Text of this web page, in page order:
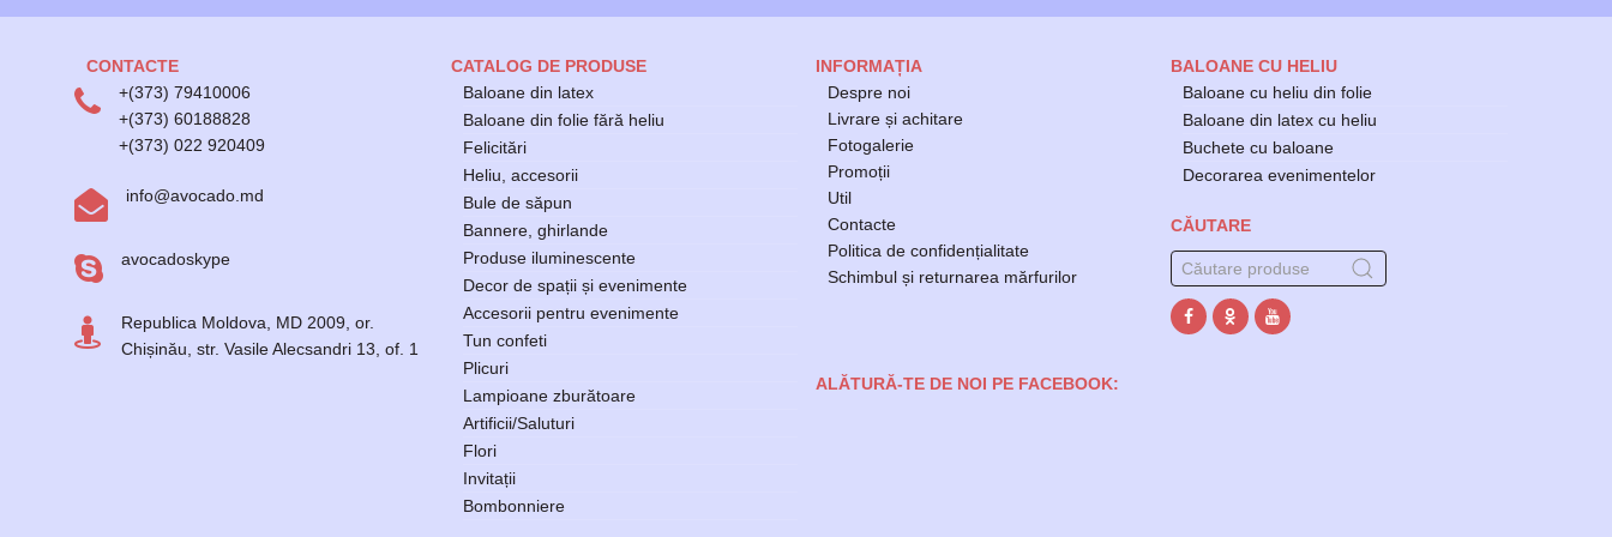
CONTACTE
+(373) 79410006
+(373) 60188828
+(373) 022 920409
info@avocado.md
avocadoskype
Republica Moldova, MD 2009, or.
Chișinău, str. Vasile Alecsandri 13, of. 1
CATALOG DE PRODUSE
Baloane din latex
Baloane din folie fără heliu
Felicitări
Heliu, accesorii
Bule de săpun
Bannere, ghirlande
Produse iluminescente
Decor de spații și evenimente
Accesorii pentru evenimente
Tun confeti
Plicuri
Lampioane zburătoare
Artificii/Saluturi
Flori
Invitații
Bombonniere
INFORMAȚIA
Despre noi
Livrare și achitare
Fotogalerie
Promoții
Util
Contacte
Politica de confidențialitate
Schimbul și returnarea mărfurilor
BALOANE CU HELIU
Baloane cu heliu din folie
Baloane din latex cu heliu
Buchete cu baloane
Decorarea evenimentelor
CĂUTARE
ALĂTURĂ-TE DE NOI PE FACEBOOK: